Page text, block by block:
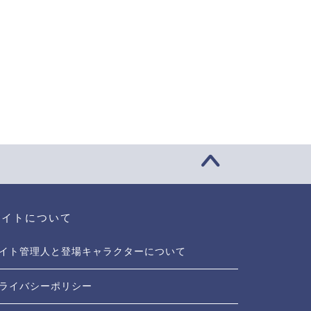
トについて
ト管理人と登場キャラクターについて
イバシーポリシー